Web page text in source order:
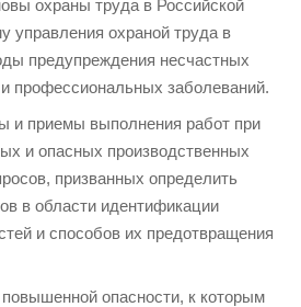
охраны труда в Российской
управления охраной труда в
предупреждения несчастных
профессиональных заболеваний.
и приемы выполнения работ при
и опасных производственных
призванных определить
в области идентификации
и способов их предотвращения
опасности, к которым